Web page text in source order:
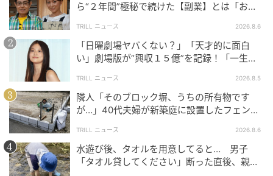
ら“２年間”極秘で続けた【副業】とは「お金
TRILL ニュース 2026.8.6
「日曜劇場ヤバくない？」「天才的に面白
い」劇場版が“興収１５億”を記録！「一生言
TRILL ニュース 2026.8.5
隣人「そのブロック塀、うちの所有物です
が…」40代夫婦が新築庭に設置したフェン
TRILL ニュース 2026.8.6
水遊び後、タオルを用意してると… 男子
「タオル貸してください」断った直後、親が